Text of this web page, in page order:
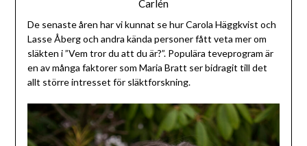
Carlén
De senaste åren har vi kunnat se hur Carola Häggkvist och
Lasse Åberg och andra kända personer fått veta mer om
släkten i ”Vem tror du att du är?”. Populära teveprogram är
en av många faktorer som Maria Bratt ser bidragit till det
allt större intresset för släktforskning.